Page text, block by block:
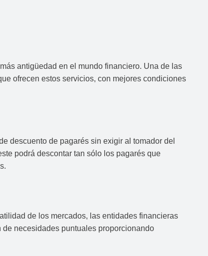
antigüedad en el mundo financiero. Una de las
ofrecen estos servicios, con mejores condiciones
descuento de pagarés sin exigir al tomador del
podrá descontar tan sólo los pagarés que
de los mercados, las entidades financieras
necesidades puntuales proporcionando